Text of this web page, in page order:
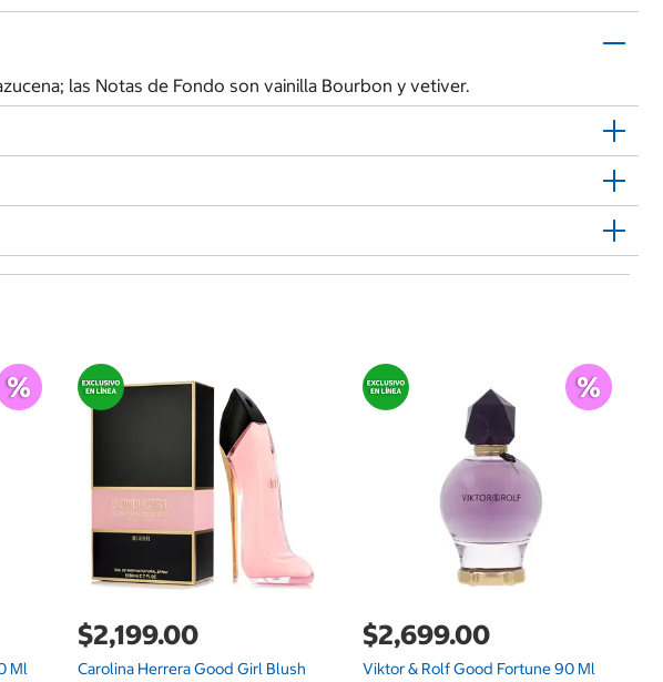
las Notas de Fondo son vainilla Bourbon y vetiver.
Ml
$2,199.00
Carolina Herrera Good Girl Blush
$2,699.00
Viktor & Rolf Good Fortune 90 Ml